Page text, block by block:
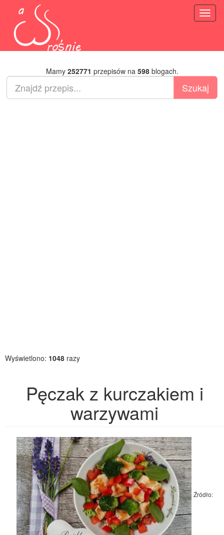
Mamy 252771 przepisów na 598blogach.
Wyświetlono: 1048 razy
Pęczak z kurczakiem i
warzywami
Źródło: